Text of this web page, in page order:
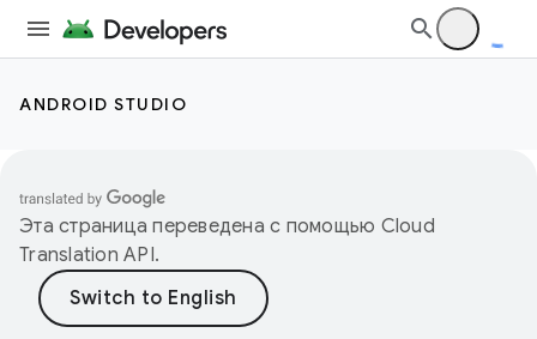
ANDROID STUDIO
Эта страница переведена с помощью Cloud
Translation API.